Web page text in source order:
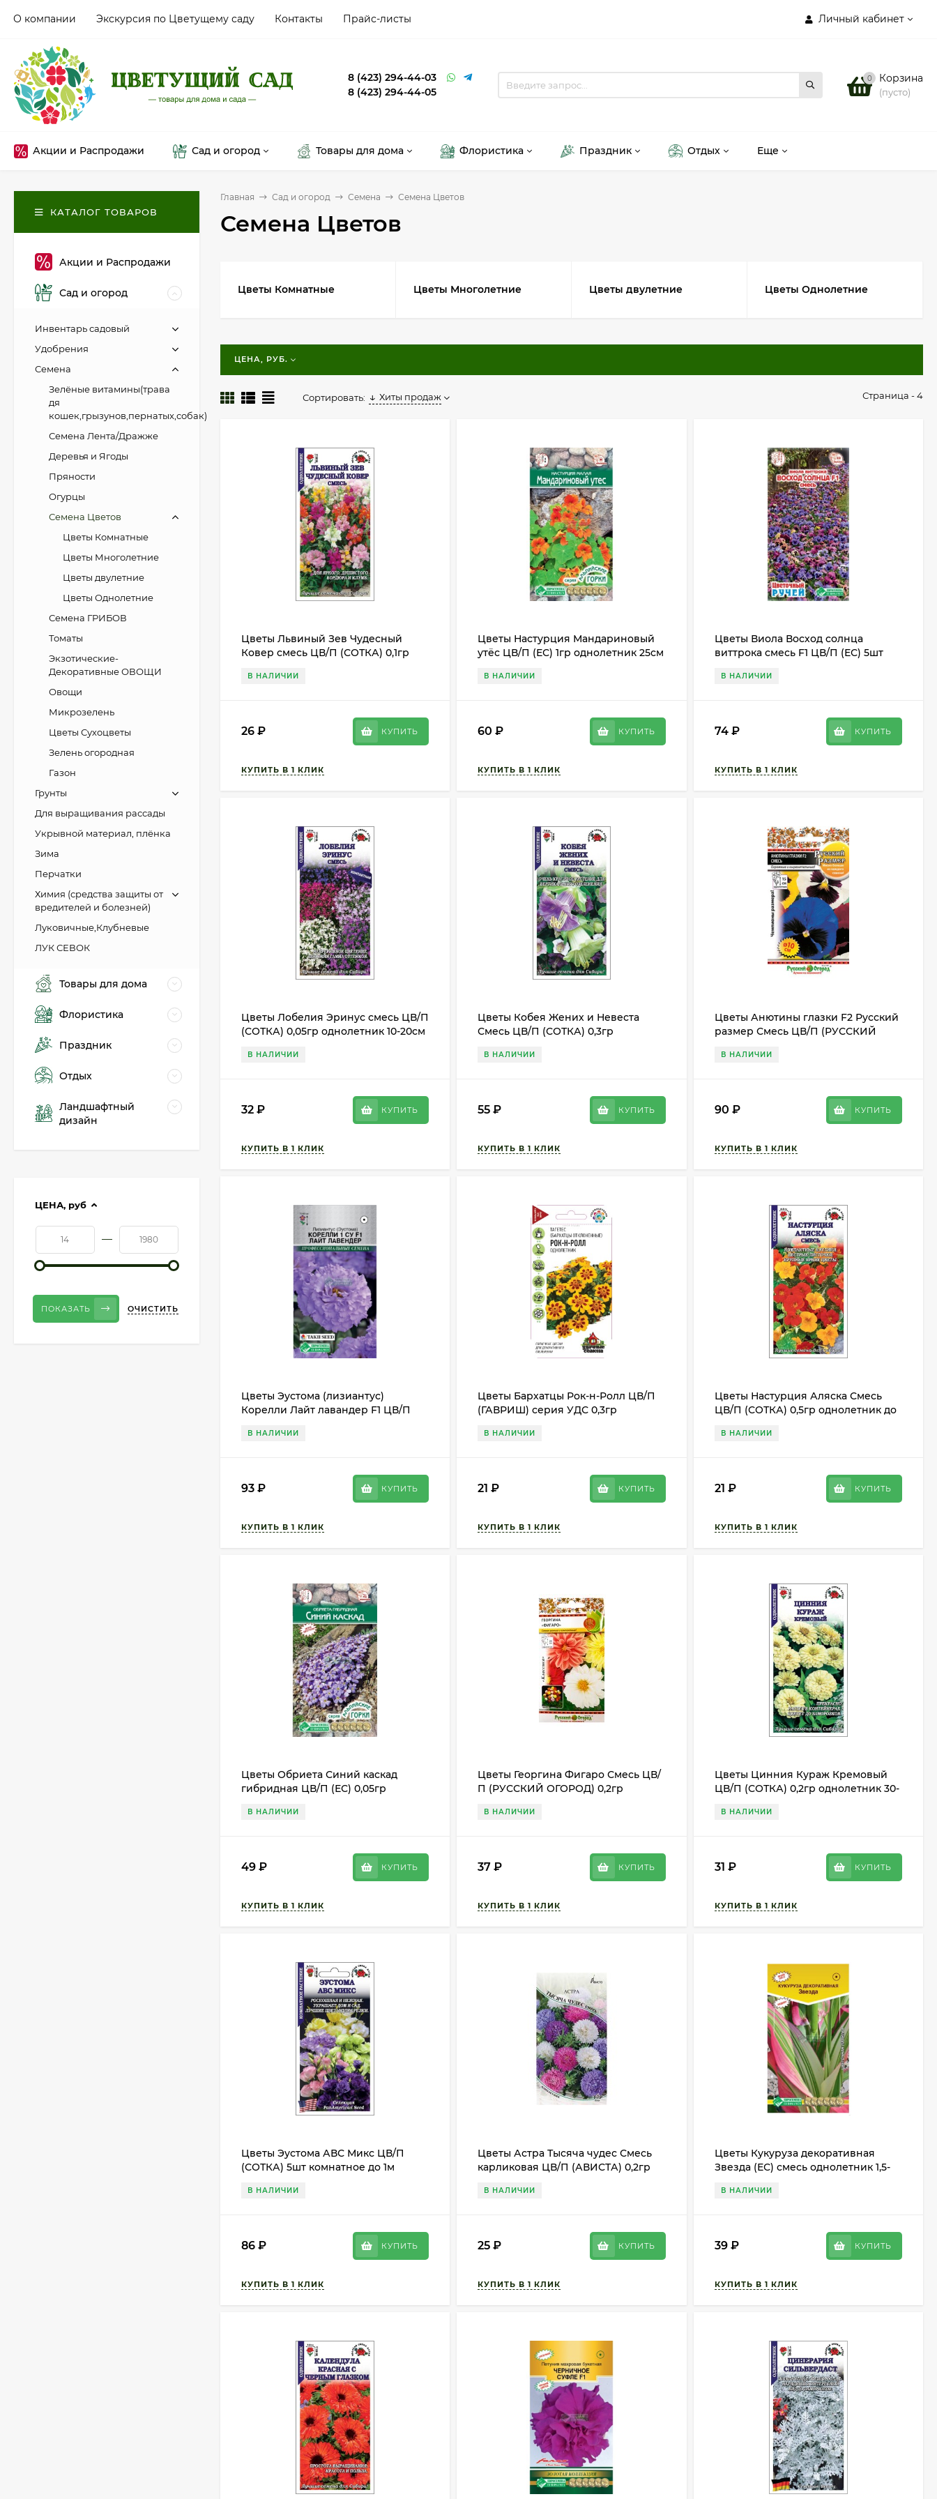
Личный кабинет
О компании Экскурсия по Цветущему саду Контакты Прайс-листы
8 (423) 294-44-03
8 (423) 294-44-05
0 Корзина
(пусто)
Акции и Распродажи Сад и огород Товары для дома Флористика Праздник Отдых Еще
Главная Сад и огород Семена Семена Цветов
Семена Цветов
Цветы Комнатные Цветы Многолетние Цветы двулетние Цветы Однолетние
ЦЕНА, РУБ.
Сортировать: Хиты продаж Страница - 4
Цветы Львиный Зев Чудесный
Ковер смесь ЦВ/П (СОТКА) 0,1гр
В НАЛИЧИИ
26 ₽ КУПИТЬ
Цветы Настурция Мандариновый
утёс ЦВ/П (ЕС) 1гр однолетник 25см
В НАЛИЧИИ
60₽ КУПИТЬ
Цветы Виола Восход солнца
виттрока смесь F1 ЦВ/П (ЕС) 5шт
В НАЛИЧИИ
74 ₽ КУПИТЬ
Цветы Лобелия Эринус смесь ЦВ/П
(СОТКА) 0,05гр однолетник 10-20см
В НАЛИЧИИ
32 ₽ КУПИТЬ
Цветы Кобея Жених и Невеста
Смесь ЦВ/П (СОТКА) 0,3гр
В НАЛИЧИИ
55₽ КУПИТЬ
Цветы Анютины глазки F2 Русский
размер Смесь ЦВ/П (РУССКИЙ
В НАЛИЧИИ
90 ₽ КУПИТЬ
Цветы Эустома (лизиантус)
Корелли Лайт лавандер F1 ЦВ/П
В НАЛИЧИИ
93 ₽ КУПИТЬ
Цветы Бархатцы Рок-н-Ролл ЦВ/П
(ГАВРИШ) серия УДС 0,3гр
В НАЛИЧИИ
21₽ КУПИТЬ
Цветы Настурция Аляска Смесь
ЦВ/П (СОТКА) 0,5гр однолетник до
В НАЛИЧИИ
21 ₽ КУПИТЬ
Цветы Обриета Синий каскад
гибридная ЦВ/П (ЕС) 0,05гр
В НАЛИЧИИ
49 ₽ КУПИТЬ
Цветы Георгина Фигаро Смесь ЦВ/
П (РУССКИЙ ОГОРОД) 0,2гр
В НАЛИЧИИ
37₽ КУПИТЬ
Цветы Цинния Кураж Кремовый
ЦВ/П (СОТКА) 0,2гр однолетник 30-
В НАЛИЧИИ
31 ₽ КУПИТЬ
Цветы Эустома АВС Микс ЦВ/П
(СОТКА) 5шт комнатное до 1м
В НАЛИЧИИ
86 ₽ КУПИТЬ
Цветы Астра Тысяча чудес Смесь
карликовая ЦВ/П (АВИСТА) 0,2гр
В НАЛИЧИИ
25₽ КУПИТЬ
Цветы Кукуруза декоративная
Звезда (ЕС) смесь однолетник 1,5-
В НАЛИЧИИ
39 ₽ КУПИТЬ
КАТАЛОГ ТОВАРОВ
Акции и Распродажи
Сад и огород
Инвентарь садовый
Удобрения
Семена
Зелёные витамины(трава
дя
кошек,грызунов,пернатых,собак)
Семена Лента/Дражже
Деревья и Ягоды
Пряности
Огурцы
Семена Цветов
Цветы Комнатные
Цветы Многолетние
Цветы двулетние
Цветы Однолетние
Семена ГРИБОВ
Томаты
Экзотические-
Декоративные ОВОЩИ
Овощи
Микрозелень
Цветы Сухоцветы
Зелень огородная
Газон
Грунты
Для выращивания рассады
Укрывной материал, плёнка
Зима
Перчатки
Химия (средства защиты от
вредителей и болезней)
Луковичные,Клубневые
ЛУК СЕВОК
Товары для дома
Флористика
Праздник
Отдых
Ландшафтный
дизайн
ЦЕНА, руб
—
ПОКАЗАТЬ ОЧИСТИТЬ